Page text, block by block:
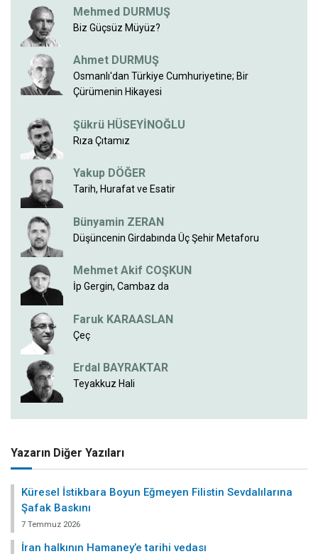
Mehmed DURMUŞ
Biz Güçsüz Müyüz?
Ahmet DURMUŞ
Osmanlı'dan Türkiye Cumhuriyetine; Bir
Çürümenin Hikayesi
Şükrü HÜSEYİNOĞLU
Rıza Çıtamız
Yakup DÖĞER
Tarih, Hurafat ve Esatir
Bünyamin ZERAN
Düşüncenin Girdabında Üç Şehir Metaforu
Mehmet Akif COŞKUN
İp Gergin, Cambaz da
Faruk KARAASLAN
Çeç
Erdal BAYRAKTAR
Teyakkuz Hali
Yazarın Diğer Yazıları
Küresel İstikbara Boyun Eğmeyen Filistin Sevdalılarına
Şafak Baskını
7 Temmuz 2026
İran halkının Hamaney’e tarihi vedası